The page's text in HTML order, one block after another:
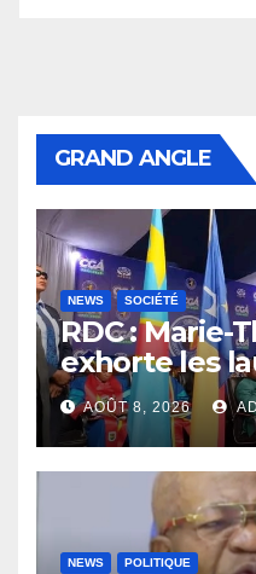
GRAND ANGLE
NEWS SOCIÉTÉ
RDC : Marie-
exhorte les
l’UNIKIN à
compétences
la nation
AOÛT 8, 2026
NEWS POLITIQUE